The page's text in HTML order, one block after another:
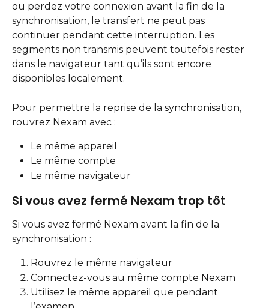
ou perdez votre connexion avant la fin de la
synchronisation, le transfert ne peut pas
continuer pendant cette interruption. Les
segments non transmis peuvent toutefois rester
dans le navigateur tant qu’ils sont encore
disponibles localement.
Pour permettre la reprise de la synchronisation,
rouvrez Nexam avec :
Le même appareil
Le même compte
Le même navigateur
Si vous avez fermé Nexam trop tôt
Si vous avez fermé Nexam avant la fin de la
synchronisation :
Rouvrez le même navigateur
Connectez-vous au même compte Nexam
Utilisez le même appareil que pendant